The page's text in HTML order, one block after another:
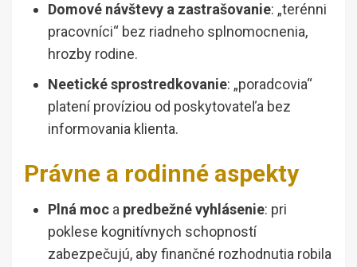
Domové návštevy a zastrašovanie: „terénni
pracovníci“ bez riadneho splnomocnenia,
hrozby rodine.
Neetické sprostredkovanie: „poradcovia“
platení províziou od poskytovateľa bez
informovania klienta.
Právne a rodinné aspekty
Plná moc a predbežné vyhlásenie: pri
poklese kognitívnych schopností
zabezpečujú, aby finančné rozhodnutia robila